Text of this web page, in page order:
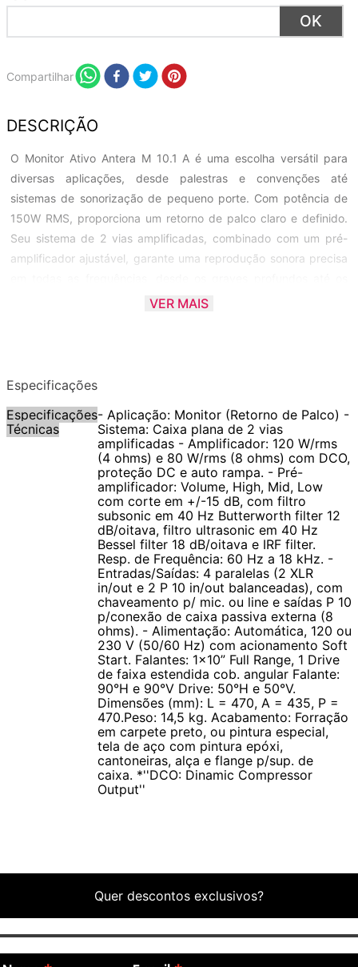
Compartilhar
DESCRIÇÃO
O Monitor Ativo Antera M 10.1 A é uma escolha versátil para
diversas aplicações, desde palestras e convenções até
sistemas de sonorização de pequeno porte. Com potência de
150W RMS, proporciona um retorno de palco claro e definido.
Seu sistema de 2 vias amplificadas, combinado com um pré-
amplificador ajustável, garante uma reprodução sonora precisa
agudos cristalinos. Com uma resposta de frequência de 60 Hz a
preta especial e tela de aço, garante durabilidade e resistência
Com dimensões de L = 470 mm, A = 435 mm, P = 470 mm e um
peso de apenas 14,5 kg, o Monitor Ativo Antera M 10.1 A é
facilmente transportável e adequado para uma variedade de
configurações de palco. Seu conjunto de entradas e saídas
paralelas permite uma conexão flexível com outros
equipamentos de áudio, enquanto seu sistema de alimentação
automática garante uma operação confiável em qualquer local.
Além disso, este monitor vem completo com um cabo de força e
um certificado de garantia, proporcionando tranquilidade e
confiança ao usuário. Com sua qualidade de som excepcional e
sua robustez construtiva, o Monitor Ativo Antera M 10.1 A é uma
escolha ideal para músicos, palestrantes e profissionais de
áudio que buscam desempenho confiável e consistente em
qualquer situação.
Especificações Técnicas:
- Aplicação: Monitor (Retorno de Palco)
- Sistema: Caixa plana de 2 vias amplificadas
filtro ultrasonic em 40 Hz Bessel filter 18 dB/oitava e IRF filter
- Resposta de Frequência: 60 Hz a 18 kHz
- Entradas/Saídas: 4 paralelas (2 XLR in/out e 2 P 10 in/out
VER MAIS
Especificações
Especificações
Técnicas
- Aplicação: Monitor (Retorno de Palco) -
Sistema: Caixa plana de 2 vias
amplificadas - Amplificador: 120 W/rms
(4 ohms) e 80 W/rms (8 ohms) com DCO,
proteção DC e auto rampa. - Pré-
amplificador: Volume, High, Mid, Low
com corte em +/-15 dB, com filtro
subsonic em 40 Hz Butterworth filter 12
dB/oitava, filtro ultrasonic em 40 Hz
Bessel filter 18 dB/oitava e IRF filter.
Resp. de Frequência: 60 Hz a 18 kHz. -
Entradas/Saídas: 4 paralelas (2 XLR
in/out e 2 P 10 in/out balanceadas), com
chaveamento p/ mic. ou line e saídas P 10
p/conexão de caixa passiva externa (8
ohms). - Alimentação: Automática, 120 ou
230 V (50/60 Hz) com acionamento Soft
Start. Falantes: 1x10” Full Range, 1 Drive
de faixa estendida cob. angular Falante:
90°H e 90°V Drive: 50°H e 50°V.
Dimensões (mm): L = 470, A = 435, P =
470.Peso: 14,5 kg. Acabamento: Forração
em carpete preto, ou pintura especial,
tela de aço com pintura epóxi,
cantoneiras, alça e flange p/sup. de
caixa. *''DCO: Dinamic Compressor
Output''
Quer descontos exclusivos?